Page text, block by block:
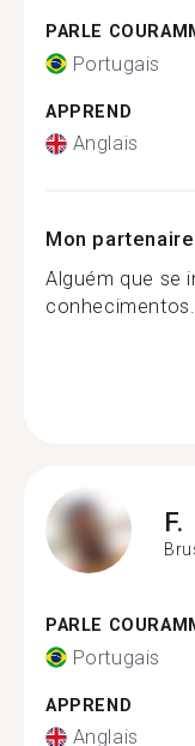
PARLE
Portugais
APPREND
Anglais
Mon
Alguém que se
F.
PARLE
Portugais
APPREND
Anglais